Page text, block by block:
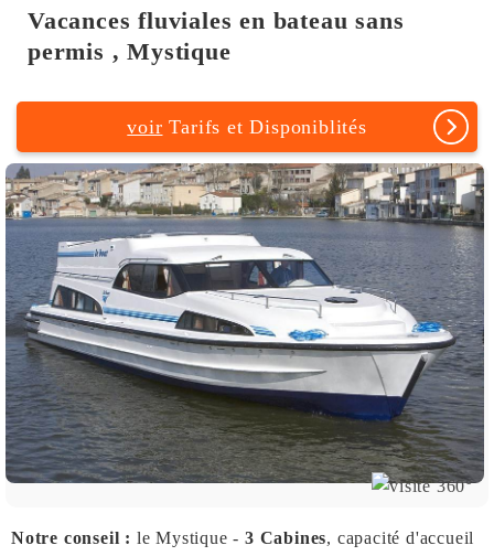
Vacances fluviales en bateau sans
permis , Mystique
voir Tarifs et Disponiblités
Notre conseil : le Mystique -3 Cabines, capacité d'accueil